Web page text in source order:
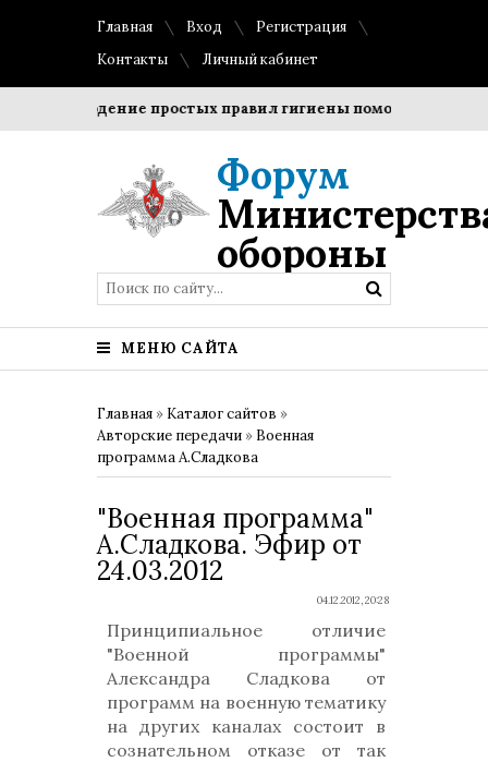
Главная Вход
Регистрация
Контакты
Личный кабинет
Соблюдение простых правил гигиены помогает
Форум
обороны
МЕНЮ САЙТА
Главная » Каталог сайтов »
Авторские передачи » Военная
программа А.Сладкова
"Военная программа"
А.Сладкова. Эфир от
24.03.2012
04.12.2012, 20:28
Принципиальное отличие
"Военной программы"
Александра Сладкова от
программ на военную тематику
на других каналах состоит в
сознательном отказе от так